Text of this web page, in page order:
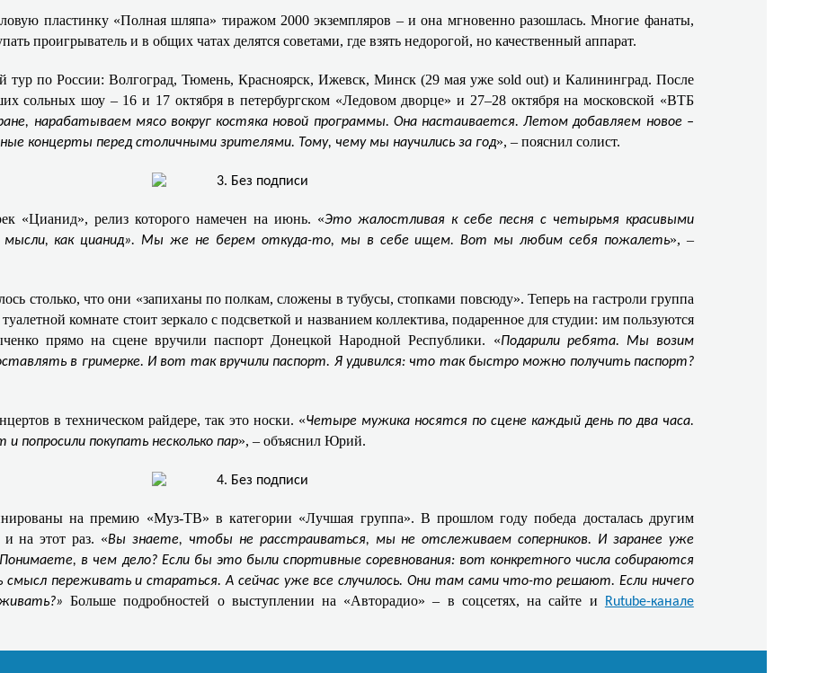
пластинку «Полная шляпа» тиражом 2000 экземпляров – и она мгновенно разошлась. Многие фанаты,
проигрыватель и в общих чатах делятся советами, где взять недорогой, но качественный аппарат.
тур по России: Волгоград, Тюмень, Красноярск, Ижевск, Минск (29 мая уже sold out) и Калининград. После
сольных шоу – 16 и 17 октября в петербургском «Ледовом дворце» и 27–28 октября на московской «ВТБ
нарабатываем мясо вокруг костяка новой программы. Она настаивается. Летом добавляем новое –
концерты перед столичными зрителями. Тому, чему мы научились за год», – пояснил солист.
«Цианид», релиз которого намечен на июнь. «Это жалостливая к себе песня с четырьмя красивыми
как цианид». Мы же не берем откуда-то, мы в себе ищем. Вот мы любим себя пожалеть», –
столько, что они «запиханы по полкам, сложены в тубусы, стопками повсюду». Теперь на гастроли группа
комнате стоит зеркало с подсветкой и названием коллектива, подаренное для студии: им пользуются
прямо на сцене вручили паспорт Донецкой Народной Республики. «Подарили ребята. Мы возим
в гримерке. И вот так вручили паспорт. Я удивился: что так быстро можно получить паспорт?
в техническом райдере, так это носки. «Четыре мужика носятся по сцене каждый день по два часа.
попросили покупать несколько пар», – объяснил Юрий.
на премию «Муз-ТВ» в категории «Лучшая группа». В прошлом году победа досталась другим
на этот раз. «Вы знаете, чтобы не расстраиваться, мы не отслеживаем соперников. И заранее уже
Понимаете, в чем дело? Если бы это были спортивные соревнования: вот конкретного числа собираются
переживать и стараться. А сейчас уже все случилось. Они там сами что-то решают. Если ничего
Больше подробностей о выступлении на «Авторадио» – в соцсетях, на сайте и Rutube-канале